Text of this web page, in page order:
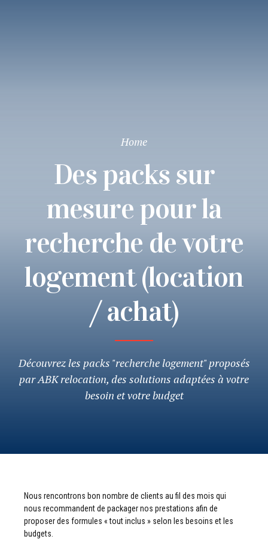
Home
Des packs sur
mesure pour la
recherche de votre
logement (location
/ achat)
Découvrez les packs "recherche logement" proposés
par ABK relocation, des solutions adaptées à votre
besoin et votre budget
Nous rencontrons bon nombre de clients au fil des mois qui
nous recommandent de packager nos prestations afin de
proposer des formules « tout inclus » selon les besoins et les
budgets.